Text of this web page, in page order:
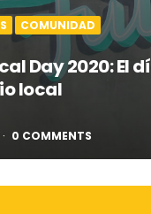
COMUNIDAD
Day 2020: El
local
0 COMMENTS